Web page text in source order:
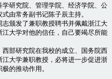
研究院、管理学院、经济学院、公
由常务副书记陈子辰主持。
颁发了兼职教授聘书并佩戴浙江大
大学对他的信任，自己要竭尽所能
部研究院在我校的成立、国务院西
大学兼职教授，必将进一步促进浙
的推动作用。